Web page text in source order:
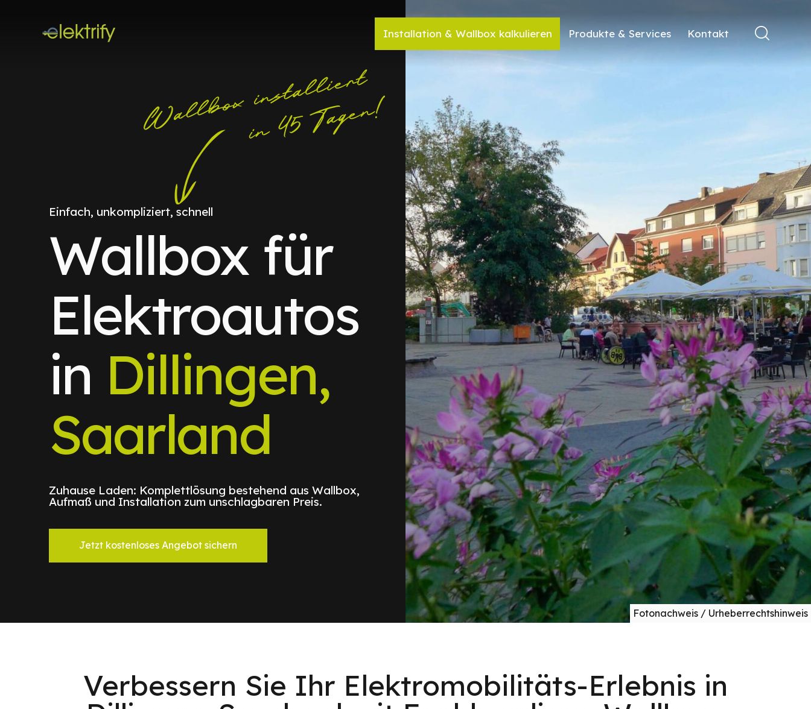
Installation & Wallbox kalkulieren Produkte & Services Kontakt
Einfach, unkompliziert, schnell
Wallbox für
Elektroautos
in Dillingen,
Saarland
Zuhause Laden: Komplettlösung bestehend aus Wallbox,
Aufmaß und Installation zum unschlagbaren Preis.
Jetzt kostenloses Angebot sichern
Fotonachweis / Urheberrechtshinweis
Verbessern Sie Ihr Elektromobilitäts-Erlebnis in